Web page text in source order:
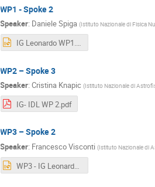
WP1 - Spoke 2
Speaker: Daniele Spiga (Istituto Nazionale di Fisica
IG Leonardo WP1.pptx
WP2 – Spoke 3
Speaker:Cristina Knapic (Istituto Nazionale di
IG- IDL WP 2.pdf
WP3 – Spoke 2
Speaker: Francesco Visconti (Istituto Nazionale di
WP3 - IG Leonardo.pptx